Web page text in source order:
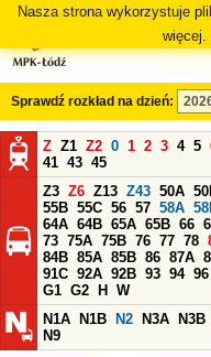
Nasza strona wykorzystuje
więcej.
Sprawdź rozkład na dzień:
Z Z1 Z2 0 1 2 3 4 5
41 43 45
Z3 Z6 Z13 Z43 50A
55B 55C 56 57 58A
64A 64B 65A 65B 66
73 75A 75B 76 77 78
84B 85A 85B 86 87A
91C 92A 92B 93 94 96
G1 G2 H
W
N1A
N1B N2 N3A N3B
N9